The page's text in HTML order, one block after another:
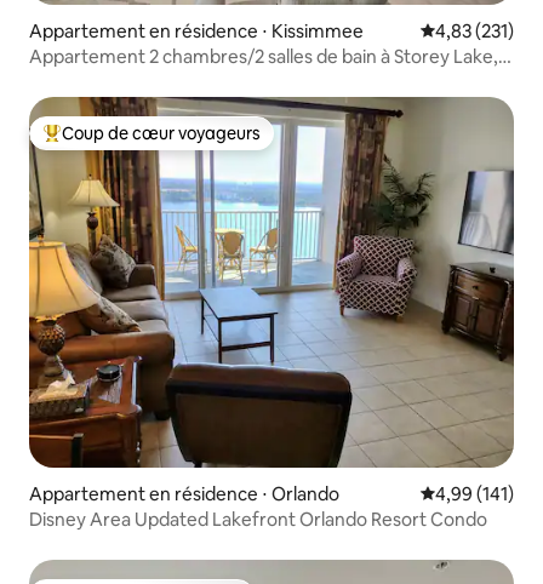
Appartement en résidence ⋅ Kissimmee Évaluation
4,83 (231)
Appartement 2 chambres/2 salles de bain à Storey Lake,
Coups de cœur voyageurs les plus appréciés
Coup de cœur voyageurs
Appartement en résidence ⋅ Orlando Évaluation
4,99 (141)
Disney Area Updated Lakefront Orlando Resort Condo